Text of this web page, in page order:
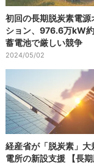
初回の長期脱炭素電源
ション、976.6万kW約
蓄電池で厳しい競争
2024/05/02
経産省が「脱炭素」大
電所の新設支援 【長